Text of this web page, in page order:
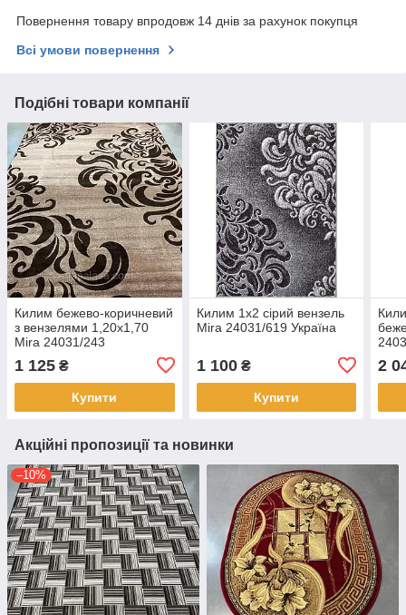
Повернення товару впродовж 14 днів за рахунок покупця
Всі умови повернення
Подібні товари компанії
Килим бежево-коричневий
з вензелями 1,20х1,70
Mira 24031/243
1 125 ₴
Купити
Килим 1х2 сірий вензель
Mira 24031/619 Україна
1 100₴
Купити
2
Акційні пропозиції та новинки
–10%